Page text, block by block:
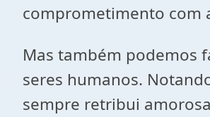
comprometimento com
Mas também podemos
seres humanos.
sempre retribui